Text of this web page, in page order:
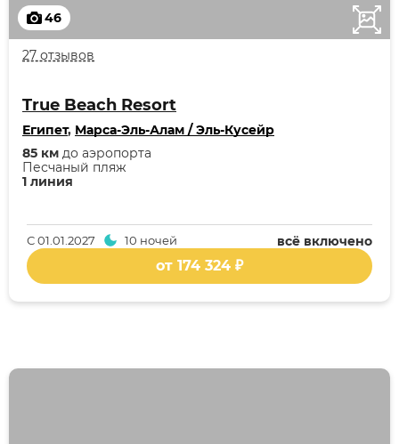
46
27 отзывов
True Beach Resort
Египет, Марса-Эль-Алам / Эль-Кусейр
1 линия
Песчаный пляж
85 км до аэропорта
всё включено
С01.01.2027 10 ночей
от 174 324 ₽